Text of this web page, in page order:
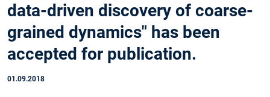
data-driven discovery of coarse-
grained dynamics" has been
accepted for publication.
01.09.2018